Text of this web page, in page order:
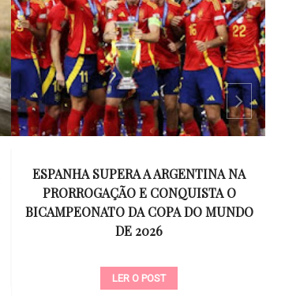
ESPANHA SUPERA A ARGENTINA NA
PRORROGAÇÃO E CONQUISTA O
BICAMPEONATO DA COPA DO MUNDO
DE 2026
LER O POST